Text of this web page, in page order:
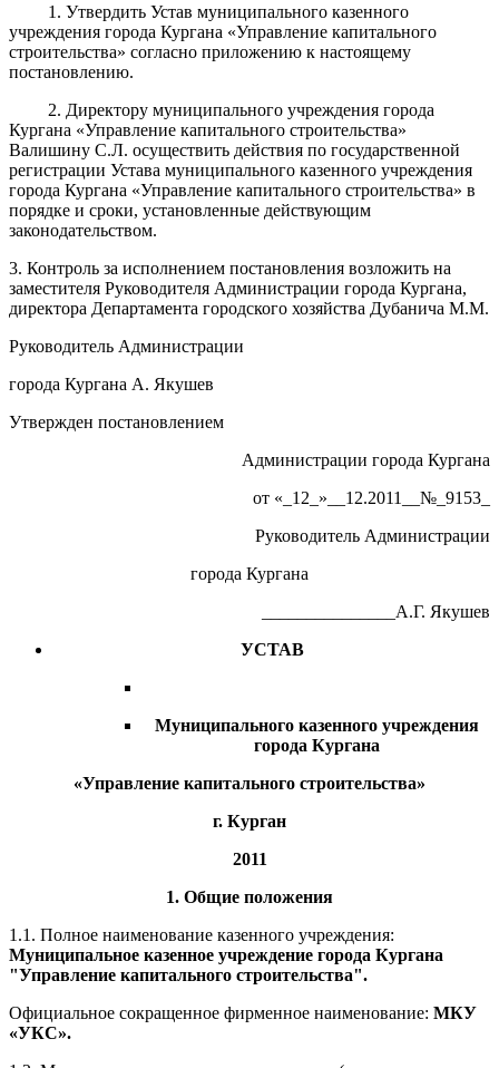
1. Утвердить Устав муниципального казенного
учреждения города Кургана «Управление капитального
строительства» согласно приложению к настоящему
постановлению.
2. Директору муниципального учреждения города
Кургана «Управление капитального строительства»
Валишину С.Л. осуществить действия по государственной
регистрации Устава муниципального казенного учреждения
города Кургана «Управление капитального строительства» в
порядке и сроки, установленные действующим
законодательством.
3. Контроль за исполнением постановления возложить на
заместителя Руководителя Администрации города Кургана,
директора Департамента городского хозяйства Дубанича М.М.
Руководитель Администрации
города Кургана А. Якушев
Утвержден постановлением
Администрации города Кургана
от «_12_»__12.2011__№_9153_
Руководитель Администрации
города Кургана
_______________А.Г. Якушев
УСТАВ
Муниципального казенного учреждения
города Кургана
«Управление капитального строительства»
г. Курган
2011
1. Общие положения
1.1. Полное наименование казенного учреждения:
Муниципальное казенное учреждение города Кургана
"Управление капитального строительства".
Официальное сокращенное фирменное наименование: МКУ
«УКС».